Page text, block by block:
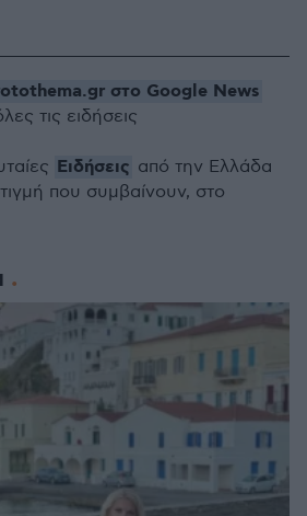
στο Google News
τις ειδήσεις
Ειδήσεις από την Ελλάδα
που συμβαίνουν, στο